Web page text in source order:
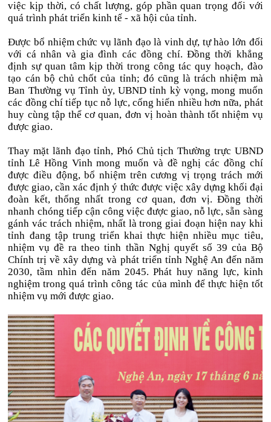
việc kịp thời, có chất lượng, góp phần quan trọng đối với
quá trình phát triển kinh tế - xã hội của tỉnh.
Được bổ nhiệm chức vụ lãnh đạo là vinh dự, tự hào lớn đối
với cá nhân và gia đình các đồng chí. Đồng thời khẳng
định sự quan tâm kịp thời trong công tác quy hoạch, đào
tạo cán bộ chủ chốt của tỉnh; đó cũng là trách nhiệm mà
Ban Thường vụ Tỉnh ủy, UBND tỉnh kỳ vọng, mong muốn
các đồng chí tiếp tục nỗ lực, cống hiến nhiều hơn nữa, phát
huy cùng tập thể cơ quan, đơn vị hoàn thành tốt nhiệm vụ
được giao.
Thay mặt lãnh đạo tỉnh, Phó Chủ tịch Thường trực UBND
tỉnh Lê Hồng Vinh mong muốn và đề nghị các đồng chí
được điều động, bổ nhiệm trên cương vị trọng trách mới
được giao, cần xác định ý thức được việc xây dựng khối đại
đoàn kết, thống nhất trong cơ quan, đơn vị. Đồng thời
nhanh chóng tiếp cận công việc được giao, nỗ lực, sẵn sàng
gánh vác trách nhiệm, nhất là trong giai đoạn hiện nay khi
tỉnh đang tập trung triển khai thực hiện nhiều mục tiêu,
nhiệm vụ đề ra theo tinh thần Nghị quyết số 39 của Bộ
Chính trị về xây dựng và phát triển tỉnh Nghệ An đến năm
2030, tầm nhìn đến năm 2045. Phát huy năng lực, kinh
nghiệm trong quá trình công tác của mình để thực hiện tốt
nhiệm vụ mới được giao.